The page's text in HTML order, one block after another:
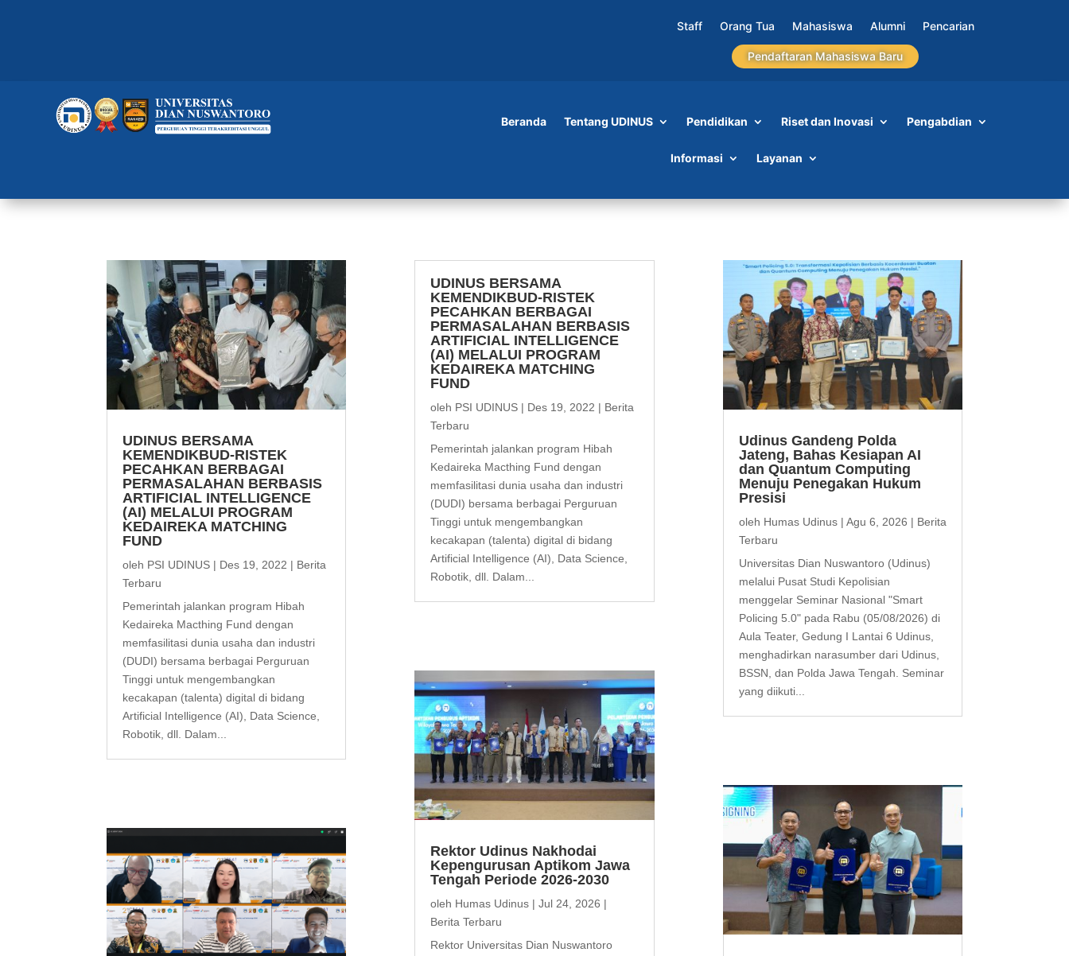
Staff Orang Tua Mahasiswa Alumni Pencarian
Pendaftaran Mahasiswa Baru
Beranda Tentang UDINUS Pendidikan Riset dan Inovasi Pengabdian
Informasi Layanan
UDINUS BERSAMA
KEMENDIKBUD-RISTEK
PECAHKAN BERBAGAI
PERMASALAHAN BERBASIS
ARTIFICIAL INTELLIGENCE
(AI) MELALUI PROGRAM
KEDAIREKA MATCHING
FUND
oleh PSI UDINUS | Des 19, 2022 | Berita
Terbaru
Pemerintah jalankan program Hibah
Kedaireka Macthing Fund dengan
memfasilitasi dunia usaha dan industri
(DUDI) bersama berbagai Perguruan
Tinggi untuk mengembangkan
kecakapan (talenta) digital di bidang
Artificial Intelligence (AI), Data Science,
Robotik, dll. Dalam...
UDINUS BERSAMA
KEMENDIKBUD-RISTEK
PECAHKAN BERBAGAI
PERMASALAHAN BERBASIS
ARTIFICIAL INTELLIGENCE
(AI) MELALUI PROGRAM
KEDAIREKA MATCHING
FUND
oleh PSI UDINUS | Des 19, 2022 | Berita
Terbaru
Pemerintah jalankan program Hibah
Kedaireka Macthing Fund dengan
memfasilitasi dunia usaha dan industri
(DUDI) bersama berbagai Perguruan
Tinggi untuk mengembangkan
kecakapan (talenta) digital di bidang
Artificial Intelligence (AI), Data Science,
Robotik, dll. Dalam...
Rektor Udinus Nakhodai
Kepengurusan Aptikom Jawa
Tengah Periode 2026-2030
oleh Humas Udinus |Jul 24, 2026 |
Berita Terbaru
Rektor Universitas Dian Nuswantoro
Udinus Gandeng Polda
Jateng, Bahas Kesiapan AI
dan Quantum Computing
Menuju Penegakan Hukum
Presisi
oleh Humas Udinus| Agu 6, 2026 | Berita
Terbaru
Universitas Dian Nuswantoro (Udinus)
melalui Pusat Studi Kepolisian
menggelar Seminar Nasional "Smart
Policing 5.0" pada Rabu (05/08/2026) di
Aula Teater, Gedung I Lantai 6 Udinus,
menghadirkan narasumber dari Udinus,
BSSN, dan Polda Jawa Tengah. Seminar
yang diikuti...